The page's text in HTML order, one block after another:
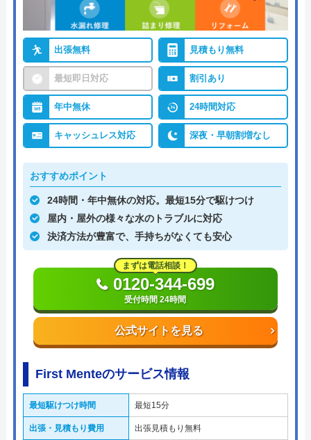
出張無料 見積もり無料
最短即日対応 割引あり
年中無休 24時間対応
キャッシュレス対応 深夜・早朝割増なし
おすすめポイント
24時間・年中無休の対応。最短15分で駆けつけ
屋内・屋外の様々な水のトラブルに対応
決済方法が豊富で、手持ちがなくても安心
公式サイトを見る
まずは電話相談！
0120-344-699
受付時間 24時間
First Menteのサービス情報
最短駆けつけ時間 最短15分
出張・見積もり費用 出張見積もり無料